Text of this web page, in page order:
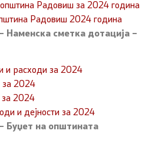
општина Радовиш за 2024 година
Радовиш 2024 година
сметка дотација –
и расходи за 2024
за 2024
за 2024
и дејности за 2024
на општината